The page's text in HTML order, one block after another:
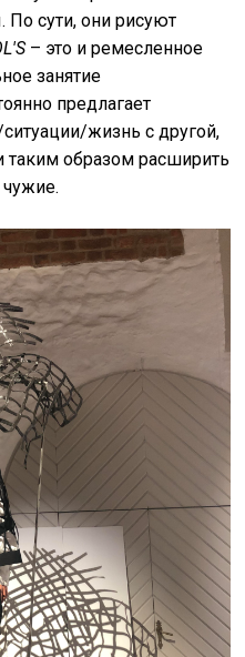
сути, они рисуют
– это и ремесленное
занятие
предлагает
жизнь с другой,
таким образом расширить